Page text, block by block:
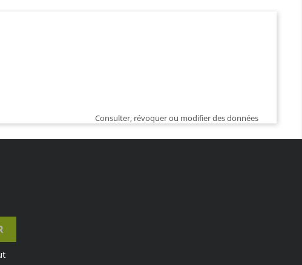
Consulter, révoquer ou modifier des données